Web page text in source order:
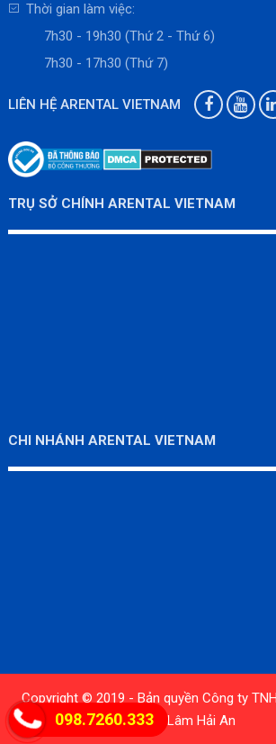
Thời gian làm việc:
7h30 - 19h30 (Thứ 2 - Thứ 6)
7h30 - 17h30 (Thứ 7)
LIÊN HỆ ARENTAL VIETNAM
TRỤ SỞ CHÍNH ARENTAL VIETNAM
CHI NHÁNH ARENTAL VIETNAM
Copyright © 2019 - Bản quyền Công ty
Lâm Hải An
098.7260.333